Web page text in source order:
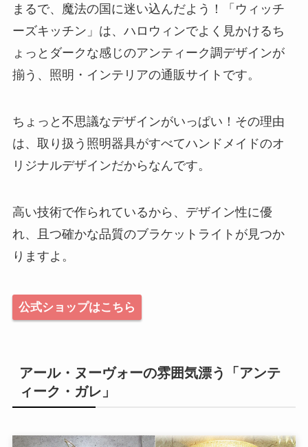
まるで、魔法の国に迷い込んだよう！「ウィッチ
ーズキッチン」は、ハロウィンでよく見かけるち
ょっとダークな感じのアンティーク調デザインが
揃う、照明・インテリアの通販サイトです。
ちょっと不思議なデザインがいっぱい！その理由
は、取り扱う照明器具がすべてハンドメイドのオ
リジナルデザインだからなんです。
高い技術で作られているから、デザイン性に優
れ、且つ確かな品質のブラケットライトが見つか
りますよ。
公式ショップはこちら
アール・ヌーヴォーの雰囲気漂う「アンテ
ィーク・ガレ」